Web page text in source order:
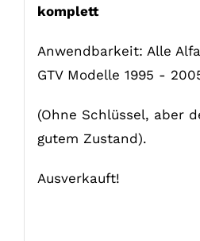
komplett
Anwendbarkeit: Alle
GTV Modelle 1995 -
(Ohne Schlüssel, aber
gutem Zustand).
Ausverkauft!